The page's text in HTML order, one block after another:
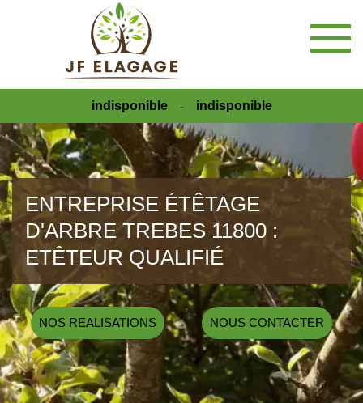
indisponible - indisponible
ENTREPRISE ÉTÊTAGE
D'ARBRE TREBES 11800 :
ETÊTEUR QUALIFIÉ
NOS REALISATIONS NOUS CONTACTER